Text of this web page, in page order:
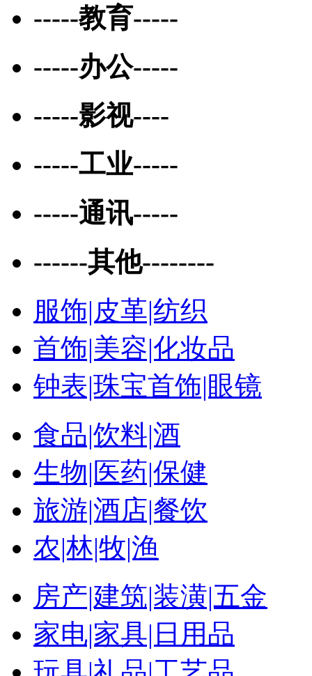
-----教育-----
-----办公-----
-----影视----
-----工业-----
-----通讯-----
------其他--------
服饰|皮革|纺织
首饰|美容|化妆品
钟表|珠宝首饰|眼镜
食品|饮料|酒
生物|医药|保健
旅游|酒店|餐饮
农|林|牧|渔
房产|建筑|装潢|五金
家电|家具|日用品